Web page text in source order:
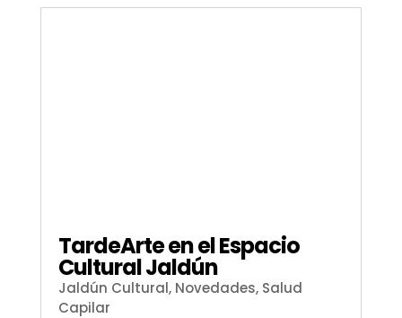
TardeArte en el Espacio
Cultural Jaldún
Jaldún Cultural, Novedades, Salud
Capilar